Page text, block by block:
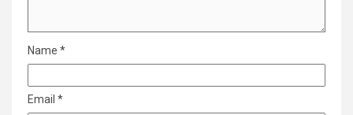
Name *
Email *